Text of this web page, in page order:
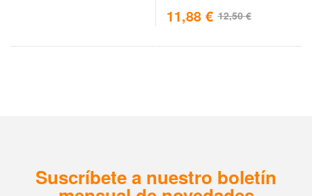
12,50€
11,88 €
Suscríbete a nuestro boletín